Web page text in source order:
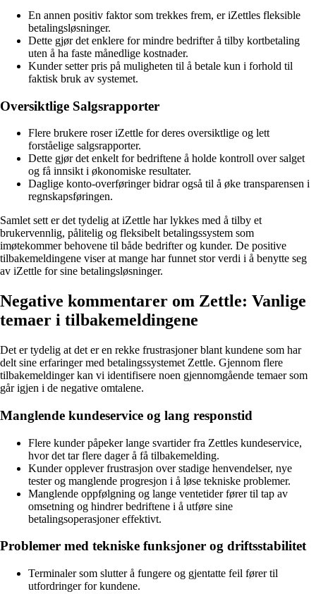
En annen positiv faktor som trekkes frem, er iZettles fleksible
betalingsløsninger.
Dette gjør det enklere for mindre bedrifter å tilby kortbetaling
uten å ha faste månedlige kostnader.
Kunder setter pris på muligheten til å betale kun i forhold til
faktisk bruk av systemet.
Oversiktlige Salgsrapporter
Flere brukere roser iZettle for deres oversiktlige og lett
forståelige salgsrapporter.
Dette gjør det enkelt for bedriftene å holde kontroll over salget
og få innsikt i økonomiske resultater.
Daglige konto-overføringer bidrar også til å øke transparensen i
regnskapsføringen.
Samlet sett er det tydelig at iZettle har lykkes med å tilby et
brukervennlig, pålitelig og fleksibelt betalingssystem som
imøtekommer behovene til både bedrifter og kunder. De positive
tilbakemeldingene viser at mange har funnet stor verdi i å benytte seg
av iZettle for sine betalingsløsninger.
Negative kommentarer om Zettle: Vanlige
temaer i tilbakemeldingene
Det er tydelig at det er en rekke frustrasjoner blant kundene som har
delt sine erfaringer med betalingssystemet Zettle. Gjennom flere
tilbakemeldinger kan vi identifisere noen gjennomgående temaer som
går igjen i de negative omtalene.
Manglende kundeservice og lang responstid
Flere kunder påpeker lange svartider fra Zettles kundeservice,
hvor det tar flere dager å få tilbakemelding.
Kunder opplever frustrasjon over stadige henvendelser, nye
tester og manglende progresjon i å løse tekniske problemer.
Manglende oppfølgning og lange ventetider fører til tap av
omsetning og hindrer bedriftene i å utføre sine
betalingsoperasjoner effektivt.
Problemer med tekniske funksjoner og driftsstabilitet
Terminaler som slutter å fungere og gjentatte feil fører til
utfordringer for kundene.